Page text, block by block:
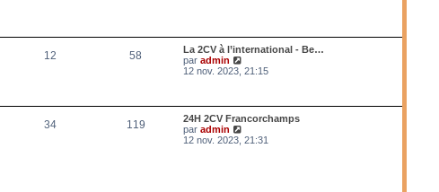
g
e
r
m
s
g
e
e
r
n
r
m
e
s
12 58
La 2CV à l’international - Be…
paradmin
o
d
e
r
12 nov. 2023, 21:15
34 119
24H 2CV Francorchamps
paradmin
o
12 nov. 2023, 21:31